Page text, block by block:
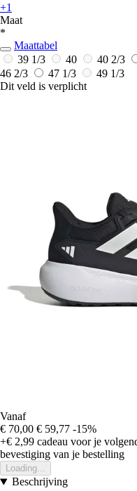
+1
Maat
*
Maattabel
39 1/3
40 40 2/3
46 2/3
47 1/3
49 1/3
Dit veld is verplicht
Vanaf
€ 70,00 € 59,77 -15%
+€ 2,99 cadeau voor je
bevestiging van je bestelling
Loading...
Beschrijving